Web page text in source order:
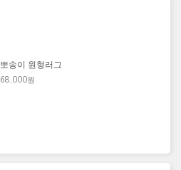
뽀송이 원형러그
68,000원